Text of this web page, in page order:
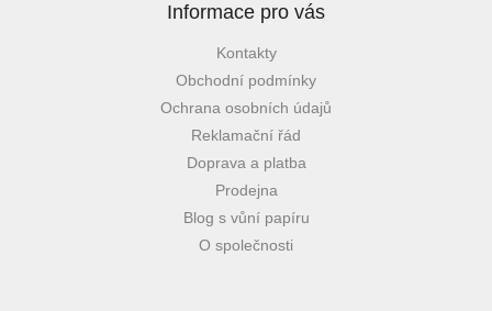
Informace pro vás
Kontakty
Obchodní podmínky
Ochrana osobních údajů
Reklamační řád
Doprava a platba
Prodejna
Blog s vůní papíru
O společnosti